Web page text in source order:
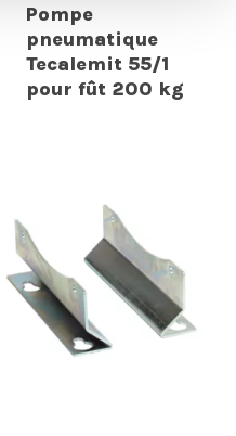
Pompe
pneumatique
Tecalemit 55/1
pour fût 200 kg